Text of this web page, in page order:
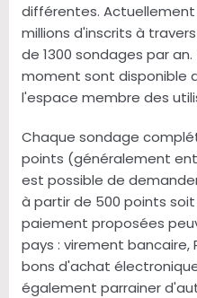
différentes.
millions d'inscrits à
de 1300 sondages par
moment sont disponible
l'espace membre des
Chaque sondage
points (généralement
est possible de
à partir de 500 points
paiement proposées
pays : virement bancaire,
bons d'achat
également parrainer